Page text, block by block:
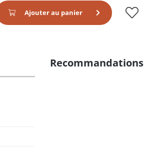
Ajouter au panier
Recommandations